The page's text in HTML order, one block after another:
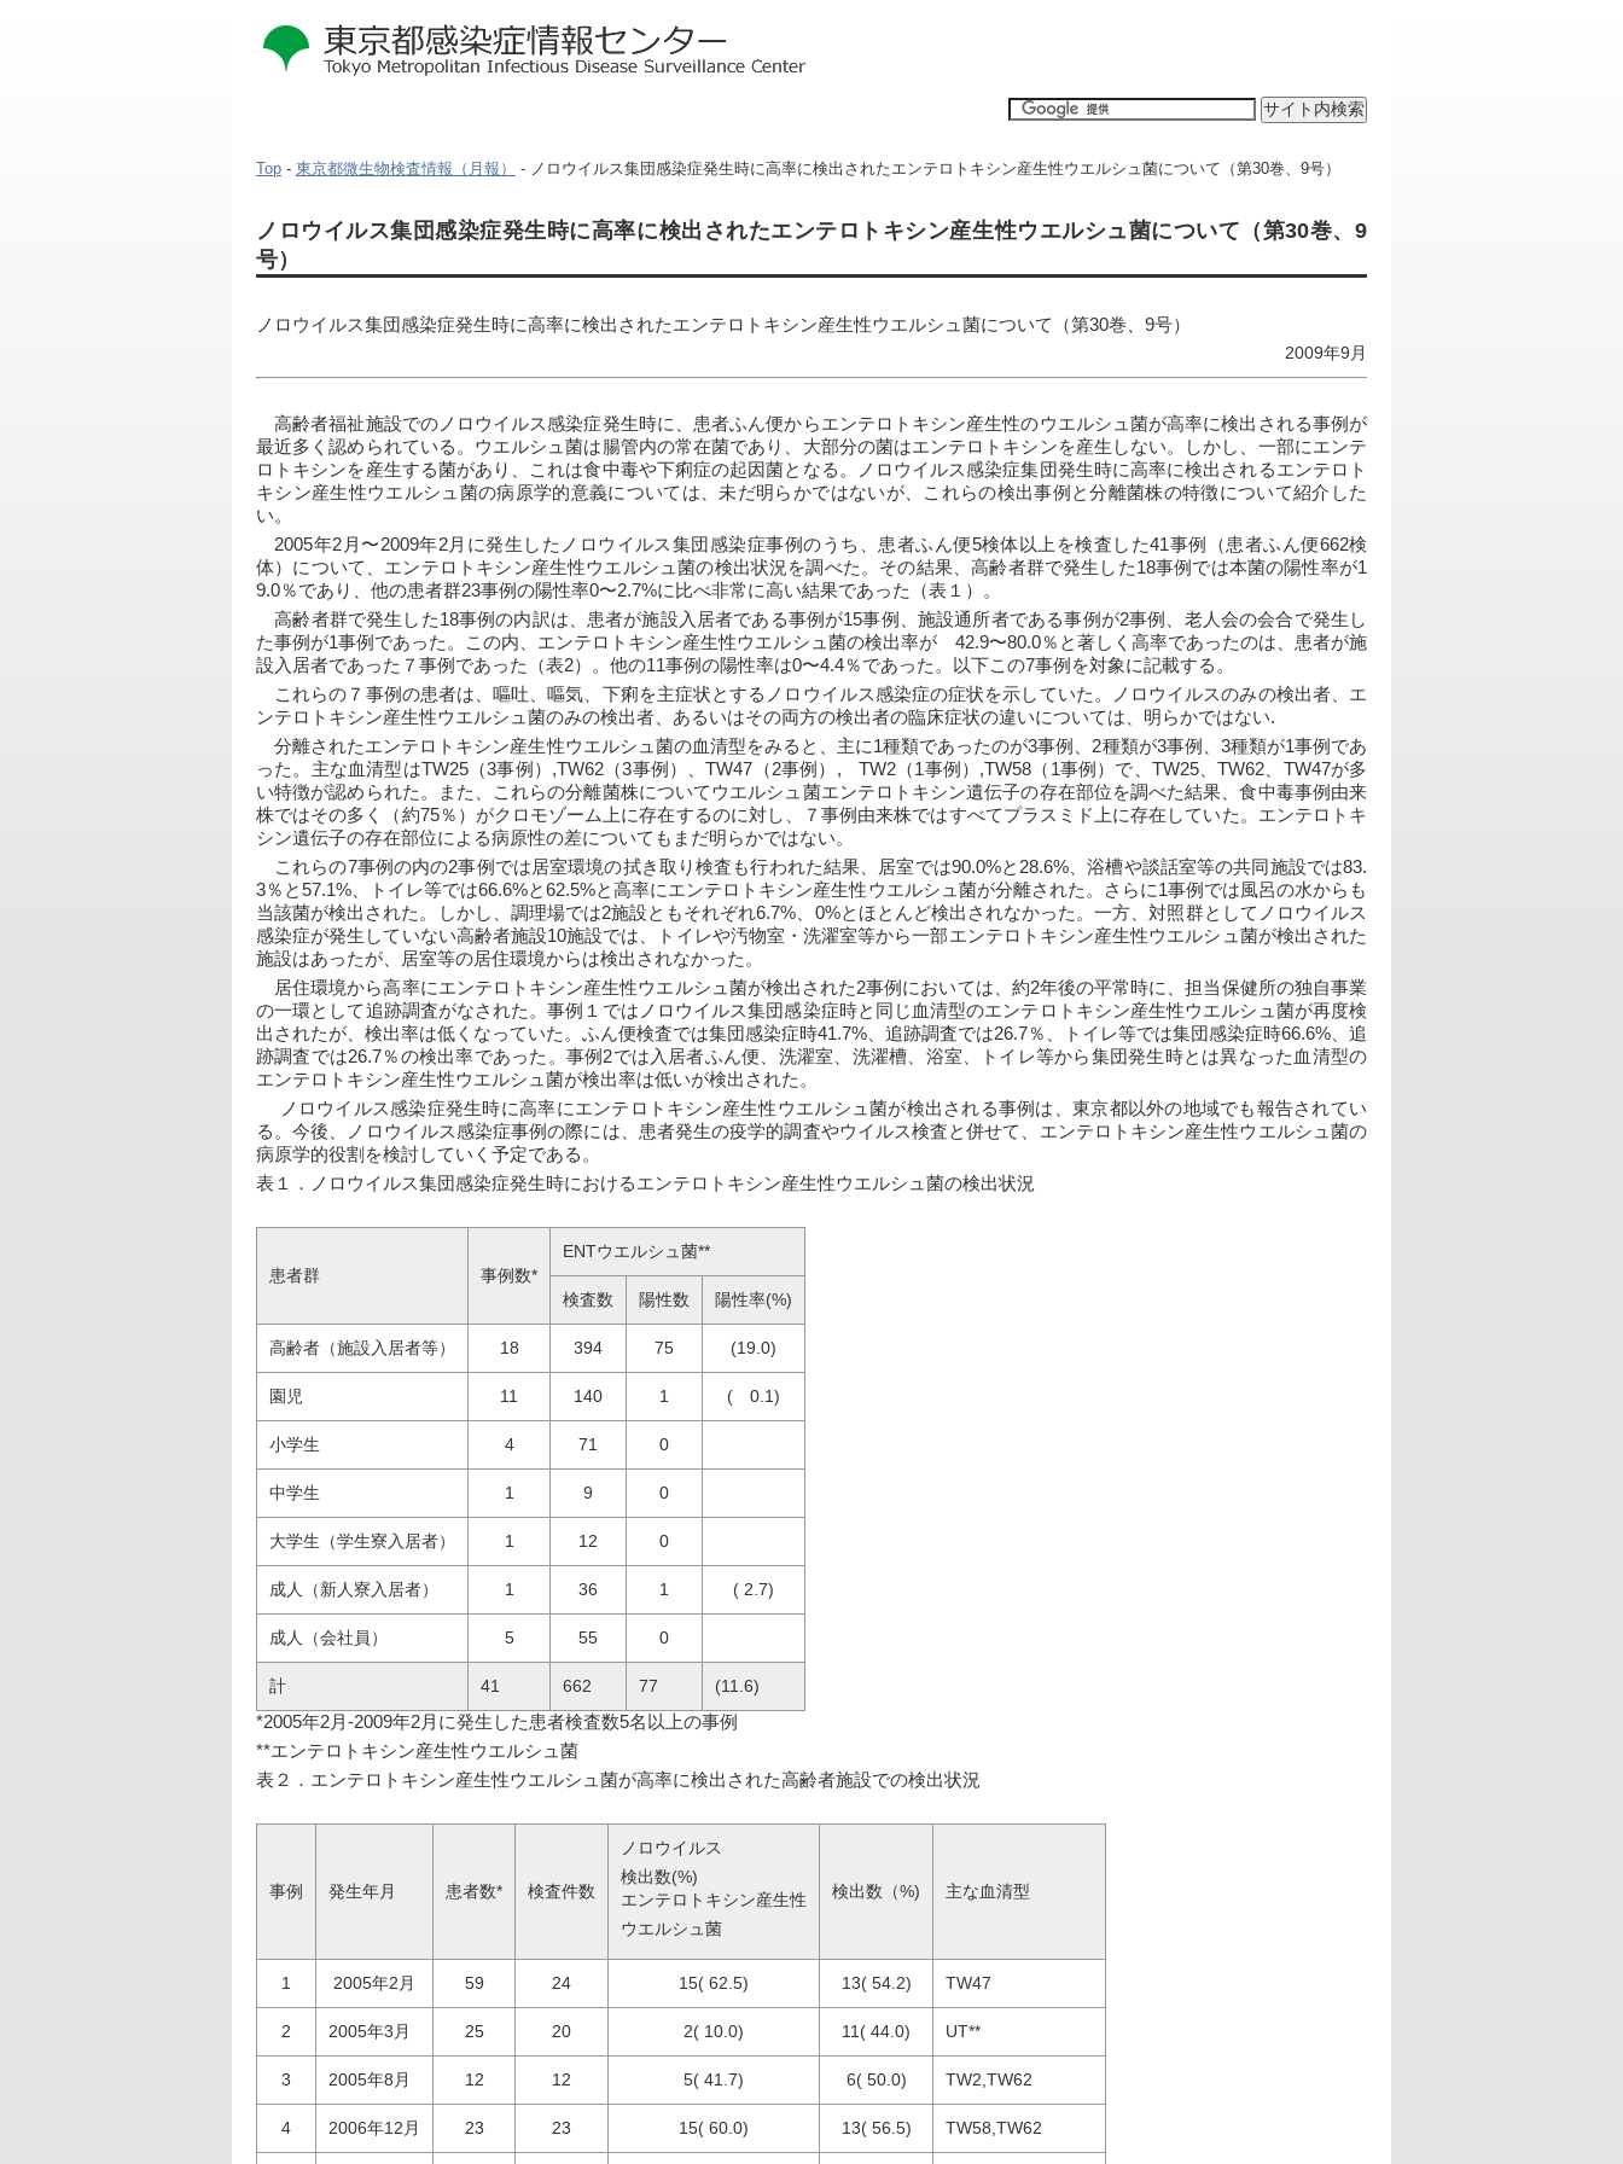
Top - 東京都微生物検査情報（月報） - ノロウイルス集団感染症発生時に高率に検出されたエンテロトキシン産生性ウエルシュ菌について（第30巻、9号）
本
文
こ
か
ノロウイルス集団感染症発生時に高率に検出されたエンテロトキシン産生性ウエルシュ菌について（第30巻、9
号）
ノロウイルス集団感染症発生時に高率に検出されたエンテロトキシン産生性ウエルシュ菌について（第30巻、9号）
2009年9月
高齢者福祉施設でのノロウイルス感染症発生時に、患者ふん便からエンテロトキシン産生性のウエルシュ菌が高率に検出される事例が
最近多く認められている。ウエルシュ菌は腸管内の常在菌であり、大部分の菌はエンテロトキシンを産生しない。しかし、一部にエンテ
ロトキシンを産生する菌があり、これは食中毒や下痢症の起因菌となる。ノロウイルス感染症集団発生時に高率に検出されるエンテロト
キシン産生性ウエルシュ菌の病原学的意義については、未だ明らかではないが、これらの検出事例と分離菌株の特徴について紹介した
い。
2005年2月〜2009年2月に発生したノロウイルス集団感染症事例のうち、患者ふん便5検体以上を検査した41事例（患者ふん便662検
体）について、エンテロトキシン産生性ウエルシュ菌の検出状況を調べた。その結果、高齢者群で発生した18事例では本菌の陽性率が1
9.0％であり、他の患者群23事例の陽性率0〜2.7%に比べ非常に高い結果であった（表１）。
高齢者群で発生した18事例の内訳は、患者が施設入居者である事例が15事例、施設通所者である事例が2事例、老人会の会合で発生し
た事例が1事例であった。この内、エンテロトキシン産生性ウエルシュ菌の検出率が　42.9〜80.0％と著しく高率であったのは、患者が施
設入居者であった７事例であった（表2）。他の11事例の陽性率は0〜4.4％であった。以下この7事例を対象に記載する。
これらの７事例の患者は、嘔吐、嘔気、下痢を主症状とするノロウイルス感染症の症状を示していた。ノロウイルスのみの検出者、エ
ンテロトキシン産生性ウエルシュ菌のみの検出者、あるいはその両方の検出者の臨床症状の違いについては、明らかではない.
分離されたエンテロトキシン産生性ウエルシュ菌の血清型をみると、主に1種類であったのが3事例、2種類が3事例、3種類が1事例であ
った。主な血清型はTW25（3事例）,TW62（3事例）、TW47（2事例）,　TW2（1事例）,TW58（1事例）で、TW25、TW62、TW47が多
い特徴が認められた。また、これらの分離菌株についてウエルシュ菌エンテロトキシン遺伝子の存在部位を調べた結果、食中毒事例由来
株ではその多く（約75％）がクロモゾーム上に存在するのに対し、７事例由来株ではすべてプラスミド上に存在していた。エンテロトキ
シン遺伝子の存在部位による病原性の差についてもまだ明らかではない。
これらの7事例の内の2事例では居室環境の拭き取り検査も行われた結果、居室では90.0%と28.6%、浴槽や談話室等の共同施設では83.
3％と57.1%、トイレ等では66.6%と62.5%と高率にエンテロトキシン産生性ウエルシュ菌が分離された。さらに1事例では風呂の水からも
当該菌が検出された。しかし、調理場では2施設ともそれぞれ6.7%、0%とほとんど検出されなかった。一方、対照群としてノロウイルス
感染症が発生していない高齢者施設10施設では、トイレや汚物室・洗濯室等から一部エンテロトキシン産生性ウエルシュ菌が検出された
施設はあったが、居室等の居住環境からは検出されなかった。
居住環境から高率にエンテロトキシン産生性ウエルシュ菌が検出された2事例においては、約2年後の平常時に、担当保健所の独自事業
の一環として追跡調査がなされた。事例１ではノロウイルス集団感染症時と同じ血清型のエンテロトキシン産生性ウエルシュ菌が再度検
出されたが、検出率は低くなっていた。ふん便検査では集団感染症時41.7%、追跡調査では26.7％、トイレ等では集団感染症時66.6%、追
跡調査では26.7％の検出率であった。事例2では入居者ふん便、洗濯室、洗濯槽、浴室、トイレ等から集団発生時とは異なった血清型の
エンテロトキシン産生性ウエルシュ菌が検出率は低いが検出された。
ノロウイルス感染症発生時に高率にエンテロトキシン産生性ウエルシュ菌が検出される事例は、東京都以外の地域でも報告されてい
る。今後、ノロウイルス感染症事例の際には、患者発生の疫学的調査やウイルス検査と併せて、エンテロトキシン産生性ウエルシュ菌の
病原学的役割を検討していく予定である。
表１．ノロウイルス集団感染症発生時におけるエンテロトキシン産生性ウエルシュ菌の検出状況
患者群 事例数*
ENTウエルシュ菌**
検査数 陽性数 陽性率(%)
高齢者（施設入居者等） 18 394 75 (19.0)
園児 11 140 1 ( 0.1)
小学生 4 71 0
中学生 1 9 0
大学生（学生寮入居者） 1 12 0
成人（新人寮入居者） 1 36 1 ( 2.7)
成人（会社員） 5 55 0
計 41 662 77
(11.6)
*2005年2月-2009年2月に発生した患者検査数5名以上の事例
**エンテロトキシン産生性ウエルシュ菌
表２．エンテロトキシン産生性ウエルシュ菌が高率に検出された高齢者施設での検出状況
事例 発生年月 患者数* 検査件数
ノロウイルス
検出数(%)
エンテロトキシン産生性
ウエルシュ菌
検出数（%) 主な血清型
1 2005年2月 59 24 15( 62.5) 13( 54.2) TW47
2 2005年3月 25 20 2( 10.0) 11( 44.0) UT**
3 2005年8月 12 12 5( 41.7) 6( 50.0) TW2,TW62
4 2006年12月 23 23 15( 60.0) 13( 56.5) TW58,TW62